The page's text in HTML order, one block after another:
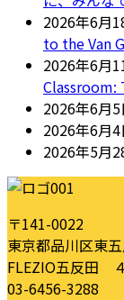
2026年6月
to the Van
2026年6月
Classroom:
2026年6月5
2026年6月4
2026年5月
〒141-0022
東京都品川区東
FLEZIO五反田
03-6456-3288